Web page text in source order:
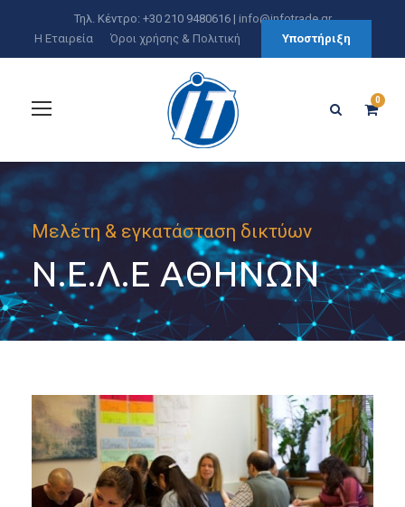
Τηλ. Κέντρο: +30 210 9480616 | info@infotrade.gr
Η Εταιρεία
Όροι χρήσης & Πολιτική Υποστήριξη
0
Μελέτη & εγκατάσταση δικτύων
Ν.Ε.Λ.Ε ΑΘΗΝΩΝ